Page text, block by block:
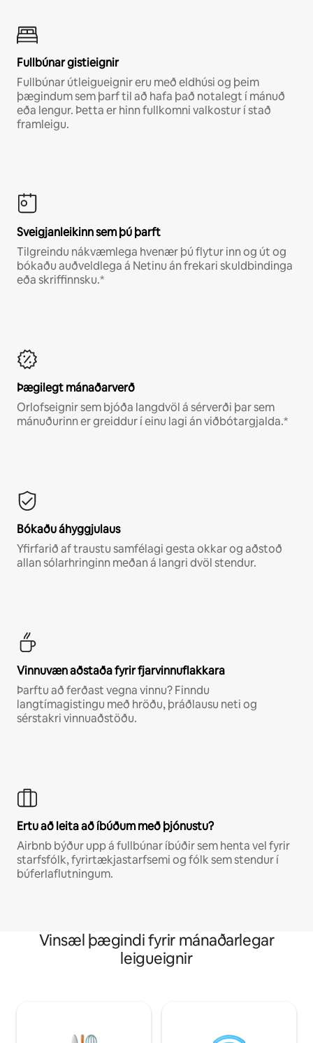
Fullbúnar gistieignir
Fullbúnar útleigueignir eru með eldhúsi og þeim
þægindum sem þarf til að hafa það notalegt í mánuð
eða lengur. Þetta er hinn fullkomni valkostur í stað
framleigu.
Sveigjanleikinn sem þú þarft
Tilgreindu nákvæmlega hvenær þú flytur inn og út og
bókaðu auðveldlega á Netinu án frekari skuldbindinga
eða skriffinnsku.*
Þægilegt mánaðarverð
Orlofseignir sem bjóða langdvöl á sérverði þar sem
mánuðurinn er greiddur í einu lagi án viðbótargjalda.*
Bókaðu áhyggjulaus
Yfirfarið af traustu samfélagi gesta okkar og aðstoð
allan sólarhringinn meðan á langri dvöl stendur.
Vinnuvæn aðstaða fyrir fjarvinnuflakkara
Þarftu að ferðast vegna vinnu? Finndu
langtímagistingu með hröðu, þráðlausu neti og
sérstakri vinnuaðstöðu.
Ertu að leita að íbúðum með þjónustu?
Airbnb býður upp á fullbúnar íbúðir sem henta vel fyrir
starfsfólk, fyrirtækjastarfsemi og fólk sem stendur í
búferlaflutningum.
Vinsæl þægindi fyrir mánaðarlegar
leigueignir